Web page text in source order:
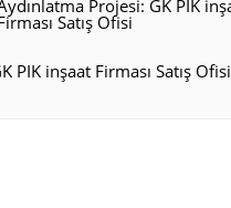
PIK inşaat Firması Satış Ofisi